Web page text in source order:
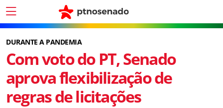
DURANTE A PANDEMIA
Com voto do PT, Senado
aprova flexibilização de
regras de licitações